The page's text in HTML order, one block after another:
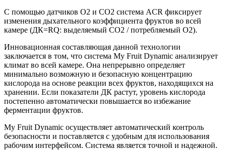
С помощью датчиков O2 и CO2 система ACR фиксирует
изменения дыхательного коэффициента фруктов во всей
камере (ДК=RQ: выделяемый CO2 / потребляемый O2).
Инновационная составляющая данной технологии
заключается в том, что система My Fruit Dynamic анализирует
климат во всей камере. Она непрерывно определяет
минимально возможную и безопасную концентрацию
кислорода на основе реакции всех фруктов, находящихся на
хранении. Если показатели ДК растут, уровень кислорода
постепенно автоматически повышается во избежание
ферментации фруктов.
My Fruit Dynamic осуществляет автоматический контроль
безопасности и поставляется с удобным для использования
рабочим интерфейсом. Система является точной и надежной.